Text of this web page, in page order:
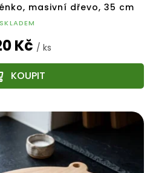
masivní dřevo, 35 cm
SKLADEM
Kč / ks